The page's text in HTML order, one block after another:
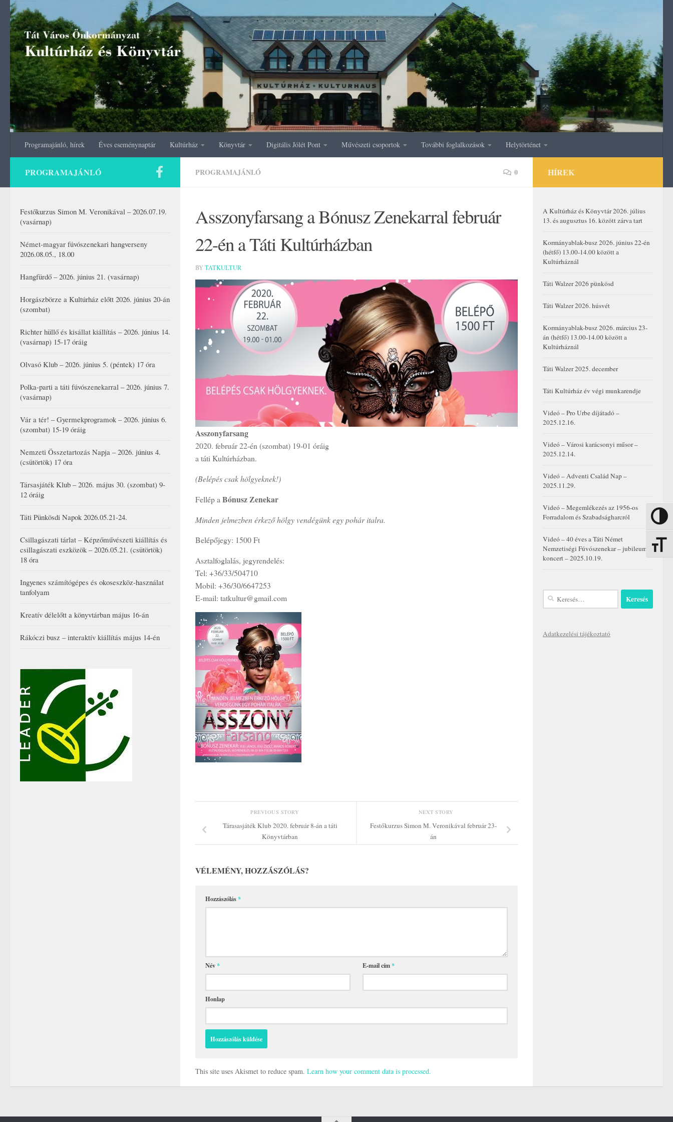
Nagy
Skip to content
Programajánló, hírek Éves eseménynaptár Kultúrház Könyvtár Digitális Jólét Pont Művészeti csoportok További foglalkozások Helytörténet
PROGRAMAJÁNLÓ 0
Asszonyfarsang a Bónusz Zenekarral február
22-én a Táti Kultúrházban
BY TATKULTUR
Asszonyfarsang
2020. február 22-én (szombat) 19-01 óráig
a táti Kultúrházban.
(Belépés csak hölgyeknek!)
Fellép a Bónusz Zenekar
Minden jelmezben érkező hölgy vendégünk egy pohár italra.
Belépőjegy: 1500 Ft
Asztalfoglalás, jegyrendelés:
Tel: +36/33/504710
Mobil: +36/30/6647253
E-mail: tatkultur@gmail.com
NEXT STORY
Festőkurzus Simon M. Veronikával február 23-
án
PREVIOUS STORY
Tárasasjáték Klub 2020. február 8-án a táti
Könyvtárban
VÉLEMÉNY, HOZZÁSZÓLÁS?
Hozzászólás*
Név* E-mail cím*
Honlap
This site uses Akismet to reduce spam. Learn how your comment data is processed.
PROGRAMAJÁNLÓ
Festőkurzus Simon M. Veronikával – 2026.07.19.
(vasárnap)
Német-magyar fúvószenekari hangverseny
2026.08.05., 18.00
Hangfürdő – 2026. június 21. (vasárnap)
Horgászbörze a Kultúrház előtt 2026. június 20-án
(szombat)
Richter hüllő és kisállat kiállítás – 2026. június 14.
(vasárnap) 15-17 óráig
Olvasó Klub – 2026. június 5. (péntek) 17 óra
Polka-parti a táti fúvószenekarral – 2026. június 7.
(vasárnap)
Vár a tér! – Gyermekprogramok – 2026. június 6.
(szombat) 15-19 óráig
Nemzeti Összetartozás Napja – 2026. június 4.
(csütörtök) 17 óra
Társasjáték Klub – 2026. május 30. (szombat) 9-
12 óráig
Táti Pünkösdi Napok 2026.05.21-24.
Csillagászati tárlat – Képzőművészeti kiállítás és
csillagászati eszközök – 2026.05.21. (csütörtök)
18 óra
Ingyenes számítógépes és okoseszköz-használat
tanfolyam
Kreatív délelőtt a könyvtárban május 16-án
Rákóczi busz – interaktív kiállítás május 14-én
HÍREK
A Kultúrház és Könyvtár 2026. július
13. és augusztus 16. között zárva tart
Kormányablak-busz 2026. június 22-én
(hétfő) 13.00-14.00 között a
Kultúrháznál
Táti Walzer 2026 pünkösd
Táti Walzer 2026. húsvét
Kormányablak-busz 2026. március 23-
án (hétfő) 13.00-14.00 között a
Kultúrháznál
Táti Walzer 2025. december
Táti Kultúrház év végi munkarendje
Videó – Pro Urbe díjátadó –
2025.12.16.
Videó – Városi karácsonyi műsor –
2025.12.14.
Videó – Adventi Család Nap –
2025.11.29.
Videó – Megemlékezés az 1956-os
Forradalom és Szabadságharcról
Videó – 40 éves a Táti Német
Nemzetiségi Fúvószenekar – jubileumi
koncert – 2025.10.19.
Keresés:
Adatkezelési tájékoztató